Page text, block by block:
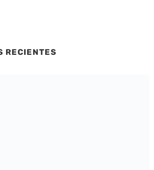
RECIENTES